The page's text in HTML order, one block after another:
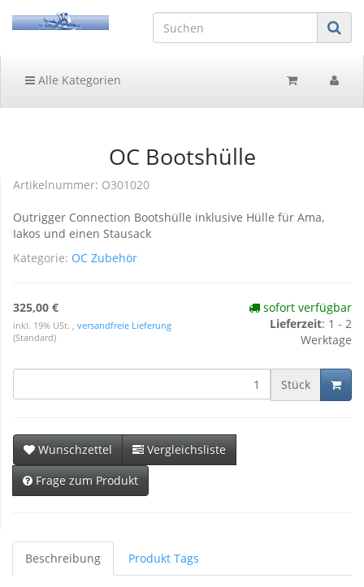
Alle Kategorien
OC Bootshülle
Artikelnummer: O301020
Outrigger Connection Bootshülle inklusive Hülle für Ama,
Iakos und einen Stausack
Kategorie: OC Zubehör
325,00 €
inkl. 19% USt. , versandfreie Lieferung
(Standard)
sofort verfügbar
Lieferzeit: 1 - 2
Werktage
Stück
Wunschzettel
Vergleichsliste
Frage zum Produkt
Beschreibung Produkt Tags